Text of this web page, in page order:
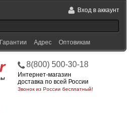
Вход в аккаунт
Гарантии Адрес Оптовикам
8(800) 500-30-18
Интернет-магазин
доставка по всей России
Звонок из России бесплатный!